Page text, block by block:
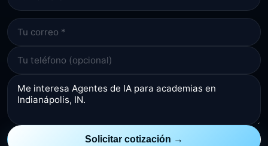
Solicitar cotización →